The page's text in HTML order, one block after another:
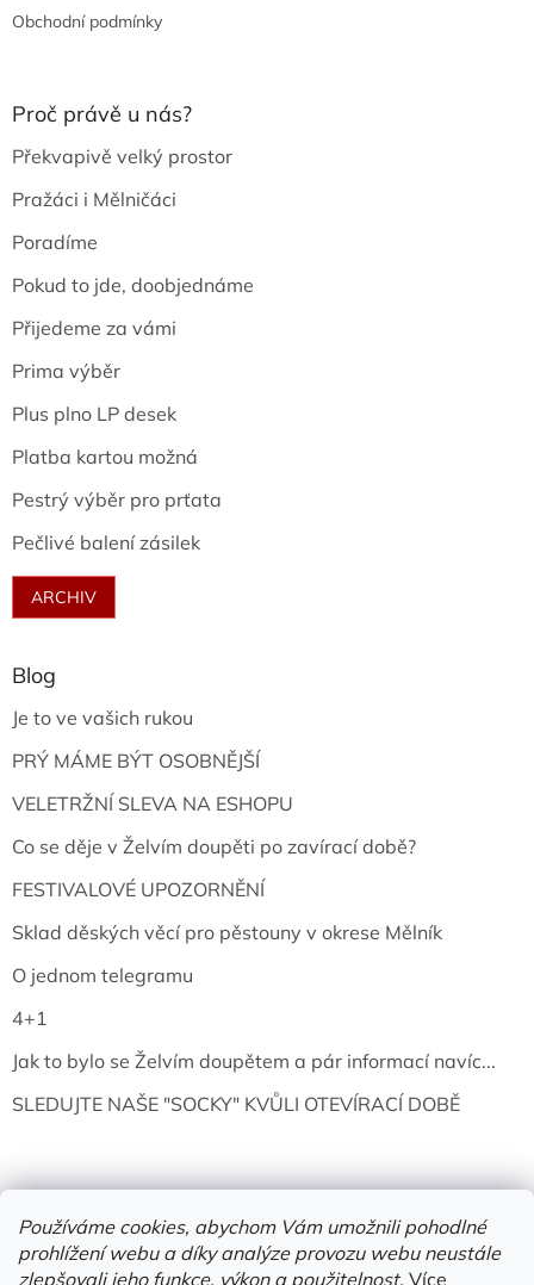
Používáme cookies, abychom Vám umožnili pohodlné
prohlížení webu a díky analýze provozu webu neustále
zlepšovali jeho funkce, výkon a použitelnost. Více
Obchodní podmínky
Proč právě u nás?
Překvapivě velký prostor
Pražáci i Mělničáci
Poradíme
Pokud to jde, doobjednáme
Přijedeme za vámi
Prima výběr
Plus plno LP desek
Platba kartou možná
Pestrý výběr pro prťata
Pečlivé balení zásilek
ARCHIV
Blog
Je to ve vašich rukou
PRÝ MÁME BÝT OSOBNĚJŠÍ
VELETRŽNÍ SLEVA NA ESHOPU
Co se děje v Želvím doupěti po zavírací době?
FESTIVALOVÉ UPOZORNĚNÍ
Sklad děských věcí pro pěstouny v okrese Mělník
O jednom telegramu
4+1
Jak to bylo se Želvím doupětem a pár informací navíc...
SLEDUJTE NAŠE "SOCKY" KVŮLI OTEVÍRACÍ DOBĚ